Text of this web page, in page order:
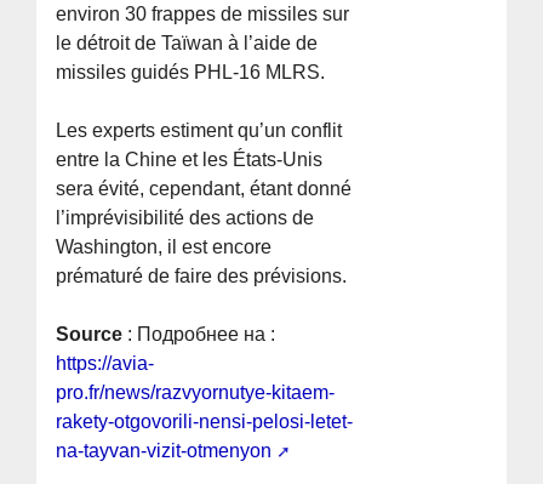
environ 30 frappes de missiles sur
le détroit de Taïwan à l’aide de
missiles guidés PHL-16 MLRS.
Les experts estiment qu’un conflit
entre la Chine et les États-Unis
sera évité, cependant, étant donné
l’imprévisibilité des actions de
Washington, il est encore
prématuré de faire des prévisions.
Source : Подробнее на :
https://avia-
pro.fr/news/razvyornutye-kitaem-
rakety-otgovorili-nensi-pelosi-letet-
na-tayvan-vizit-otmenyon